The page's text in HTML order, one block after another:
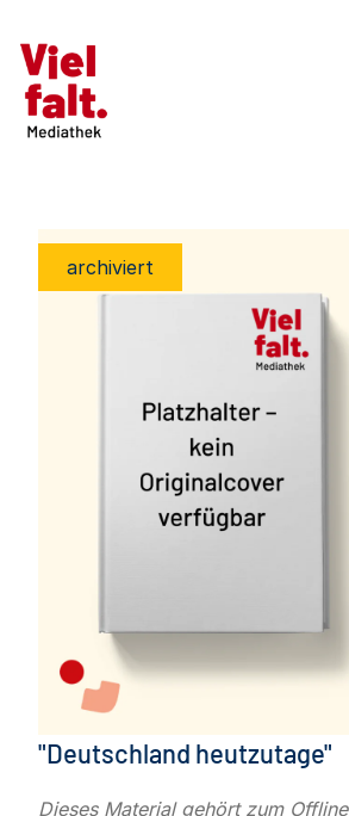
archiviert
"Deutschland heutzutage"
Dieses Material gehört zum